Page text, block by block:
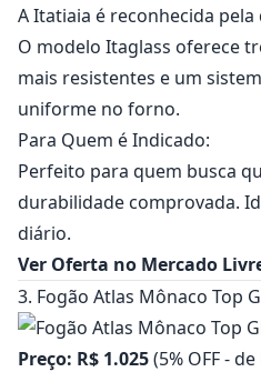
A Itatiaia é reconhecida
O modelo Itaglass oferece
mais resistentes e um
uniforme no forno.
Para Quem é Indicado:
Perfeito para quem busca
durabilidade comprovada.
diário.
Ver Oferta no Mercado
3. Fogão Atlas Mônaco Top
Preço: R$ 1.025(5% OFF -